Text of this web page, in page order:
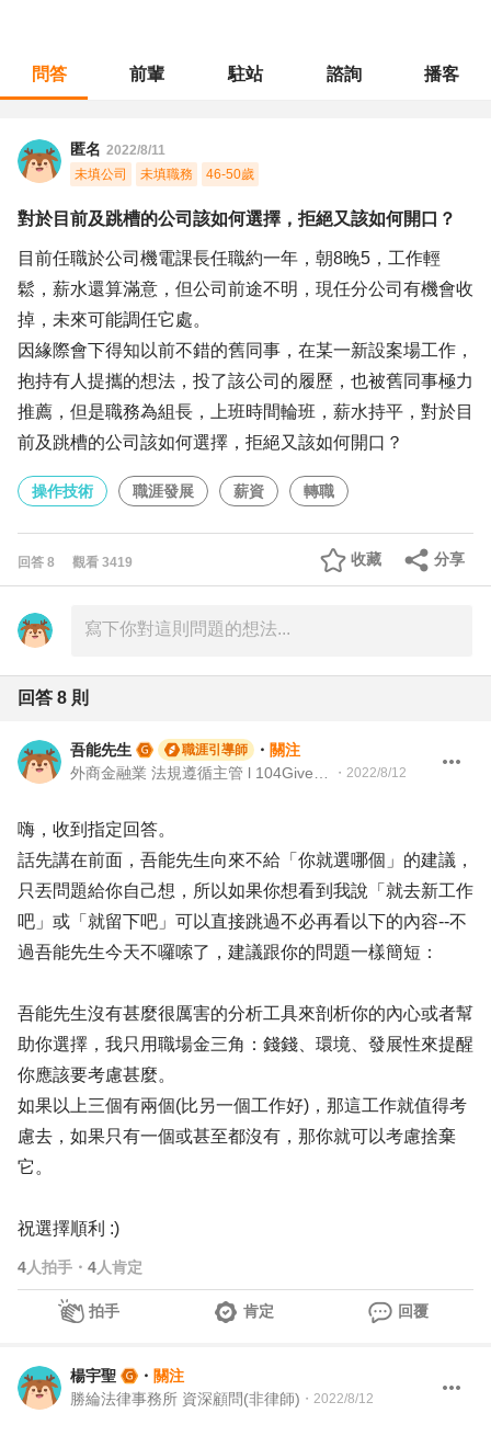
問答 前輩 駐站 諮詢 播客
匿名 2022/8/11
未填公司
未填職務 46-50歲
對於目前及跳槽的公司該如何選擇，拒絕又該如何開口？
目前任職於公司機電課長任職約一年，朝8晚5，工作輕
鬆，薪水還算滿意，但公司前途不明，現任分公司有機會收
掉，未來可能調任它處。
因緣際會下得知以前不錯的舊同事，在某一新設案場工作，
抱持有人提攜的想法，投了該公司的履歷，也被舊同事極力
推薦，但是職務為組長，上班時間輪班，薪水持平，對於目
前及跳槽的公司該如何選擇，拒絕又該如何開口？
操作技術 職涯發展 薪資 轉職
回答 8 觀看 3419 分享
收藏
回答 8 則
吾能先生 職涯引導師 ・ 關注
・ 2022/8/12
嗨，收到指定回答。
話先講在前面，吾能先生向來不給「你就選哪個」的建議，
只丟問題給你自己想，所以如果你想看到我說「就去新工作
吧」或「就留下吧」可以直接跳過不必再看以下的內容--不
過吾能先生今天不囉嗦了，建議跟你的問題一樣簡短：
吾能先生沒有甚麼很厲害的分析工具來剖析你的內心或者幫
助你選擇，我只用職場金三角：錢錢、環境、發展性來提醒
你應該要考慮甚麼。
如果以上三個有兩個(比另一個工作好)，那這工作就值得考
慮去，如果只有一個或甚至都沒有，那你就可以考慮捨棄
它。
祝選擇順利 :)
4人拍手 ・ 4人肯定
拍手 肯定 回覆
楊宇聖 ・ 關注
勝綸法律事務所 資深顧問(非律師) ・ 2022/8/12